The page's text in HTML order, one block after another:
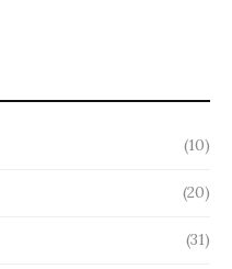
(10)
(20)
(31)